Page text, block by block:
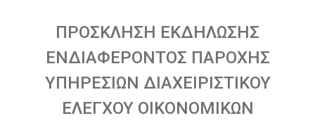
ΠΡΟΣΚΛΗΣΗ ΕΚΔΗΛΩΣΗΣ
ΕΝΔΙΑΦΕΡΟΝΤΟΣ ΠΑΡΟΧΗΣ
ΥΠΗΡΕΣΙΩΝ ΔΙΑΧΕΙΡΙΣΤΙΚΟΥ
ΕΛΕΓΧΟΥ ΟΙΚΟΝΟΜΙΚΩΝ